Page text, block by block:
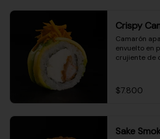
Crispy
Camarón
envuelto en
crujiente de
$7.800
Sake